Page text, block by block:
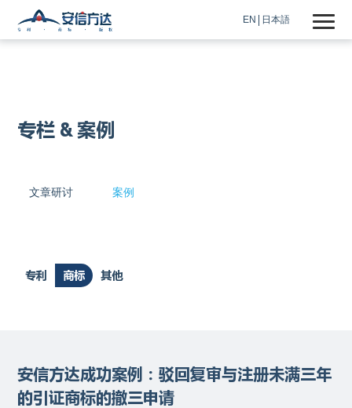
EN 日本語
专栏 & 案例
文章研讨 案例
专利 商标 其他
安信方达成功案例：驳回复审与注册未满三年
的引证商标的撤三申请